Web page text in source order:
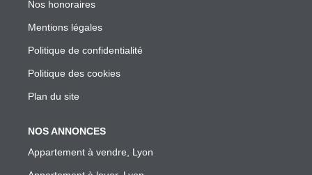
EXTRANET
Nos honoraires
Mentions légales
Politique de confidentialité
Politique des cookies
Plan du site
NOS ANNONCES
Appartement à vendre, Lyon